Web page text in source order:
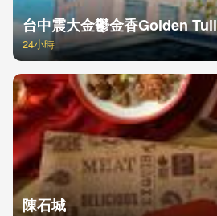
台中震大金鬱金香Golden
24小時
陳石城